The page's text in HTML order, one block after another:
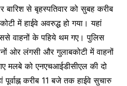
बारिश से बृहस्पतिवार को सुबह करीब
में हाईवे अवरुद्ध हो गया। यहां
वाहनों के पहिये थम गए। पुलिस
ओर लंगसी और गुलाबकोटी में वाहनों
मलबे को एनएचआईडीसीएल की दो
करीब 11 बजे तक हाईवे सुचारु